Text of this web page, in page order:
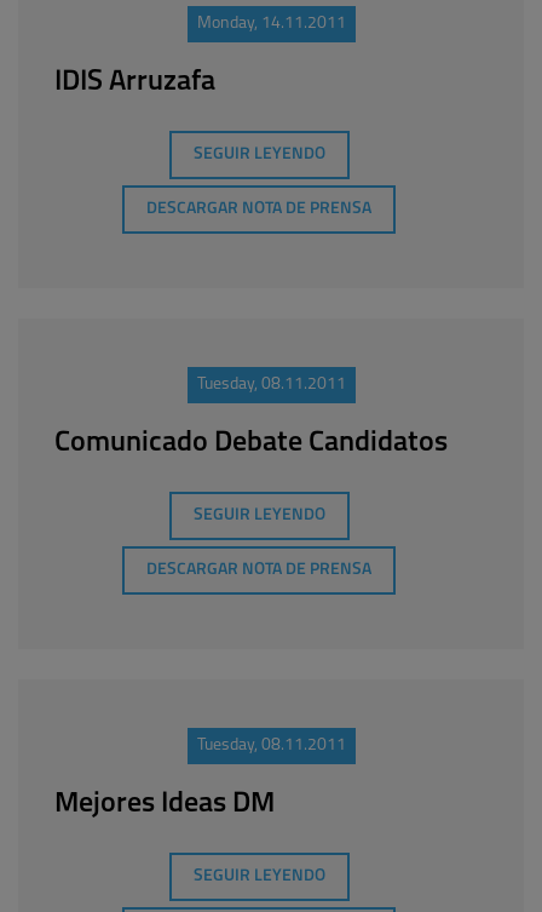
Monday, 14.11.2011
IDIS Arruzafa
SEGUIR LEYENDO
DESCARGAR NOTA DE PRENSA
Tuesday, 08.11.2011
Comunicado Debate Candidatos
SEGUIR LEYENDO
DESCARGAR NOTA DE PRENSA
Tuesday, 08.11.2011
Mejores Ideas DM
SEGUIR LEYENDO